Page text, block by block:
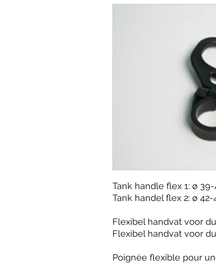
Tank handle flex 1: ø
Tank handel flex 2: ø
Flexibel handvat voor
Flexibel handvat voor
Poignée flexible pour